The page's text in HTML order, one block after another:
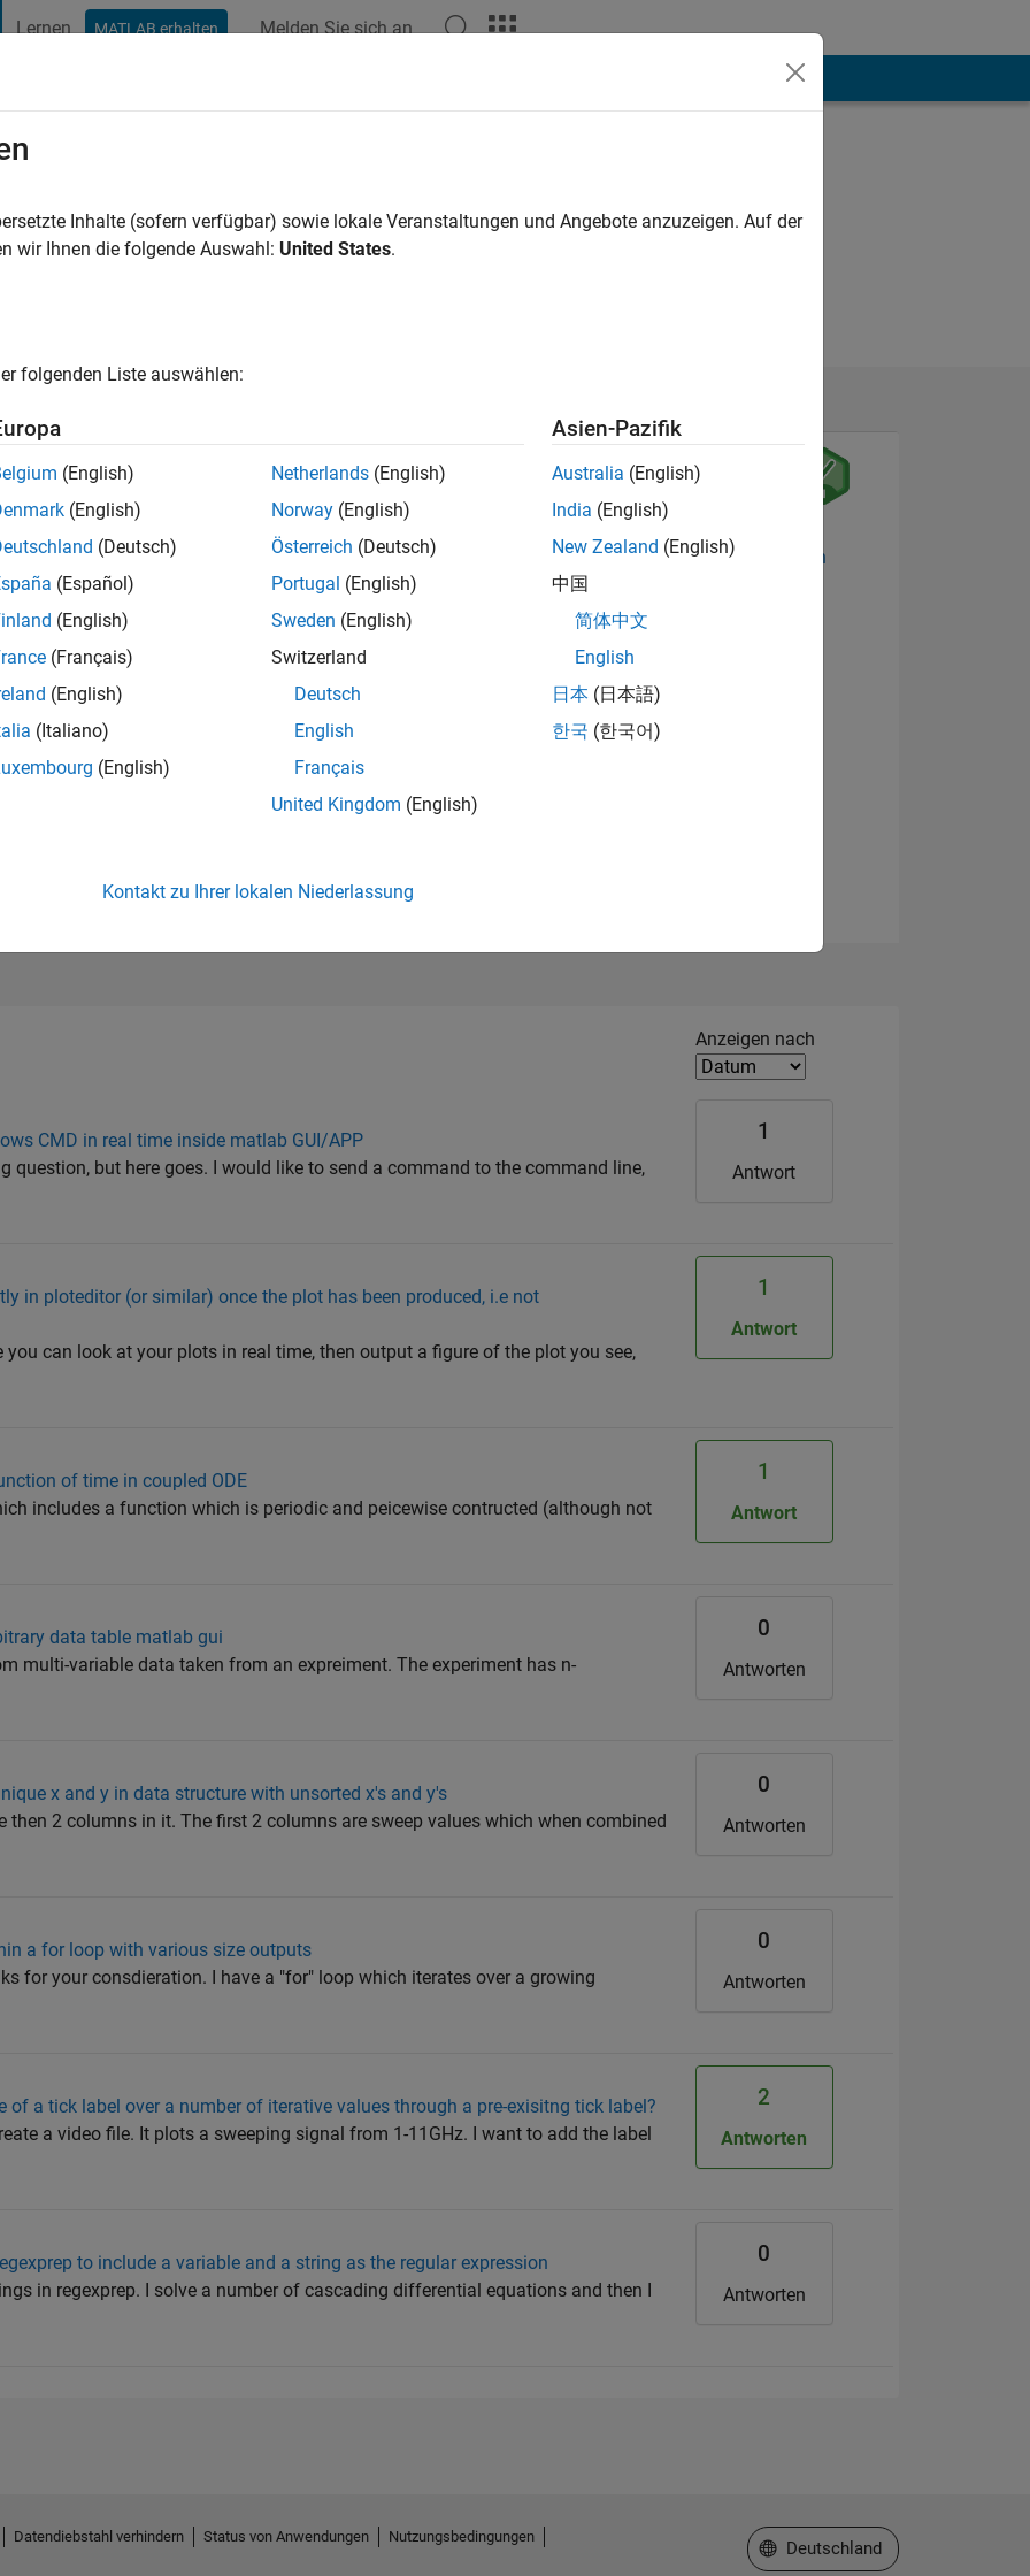
Lernen MATLAB erhalten Melden Sie sich an
Jahre vor|Aktiv seit 2019
0
of 302.025
Abzeichen anzeigen
Filter2
Anzeigen nach
CMD in real time inside matlab GUI/APP
question, but here goes. I would like to send a command to the command line,
1
Antwort
in ploteditor (or similar) once the plot has been produced, i.e not
you can look at your plots in real time, then output a figure of the plot you see,
1
Antwort
of time in coupled ODE
includes a function which is periodic and peicewise contructed (although not
1
Antwort
data table matlab gui
multi-variable data taken from an expreiment. The experiment has n-
0
Antworten
x and y in data structure with unsorted x's and y's
then 2 columns in it. The first 2 columns are sweep values which when combined
0
Antworten
a for loop with various size outputs
for your consdieration. I have a "for" loop which iterates over a growing
0
Antworten
of a tick label over a number of iterative values through a pre-exisitng tick label?
a video file. It plots a sweeping signal from 1-11GHz. I want to add the label
2
Antworten
to include a variable and a string as the regular expression
in regexprep. I solve a number of cascading differential equations and then I
0
Antworten
Inhalte (sofern verfügbar) sowie lokale Veranstaltungen und Angebote anzuzeigen. Auf der
wir Ihnen die folgende Auswahl: United States.
folgenden Liste auswählen:
(English)
(English)
(Deutsch)
(Español)
(English)
(Français)
(English)
(Italiano)
(English)
Netherlands (English)
Norway (English)
Österreich (Deutsch)
Portugal (English)
Sweden (English)
Switzerland
Deutsch
English
Français
United Kingdom (English)
Asien-Pazifik
Australia (English)
India (English)
New Zealand (English)
中国
简体中文
English
日本 (日本語)
한국 (한국어)
Kontakt zu Ihrer lokalen Niederlassung
Datendiebstahl verhindern Status von Anwendungen
Nutzungsbedingungen
Website auswählen
Deutschland